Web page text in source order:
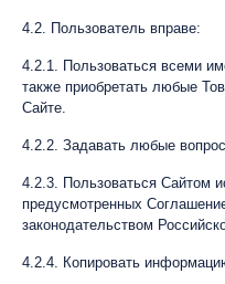
4.2. Пользователь вправе:
4.2.1. Пользоваться всеми
также приобретать любые
Сайте.
4.2.2. Задавать любые
4.2.3. Пользоваться Сайтом
предусмотренных
законодательством
4.2.4. Копировать